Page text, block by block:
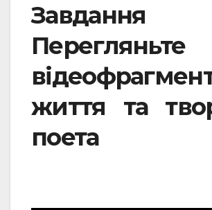
Перегляньте
життя та
поета